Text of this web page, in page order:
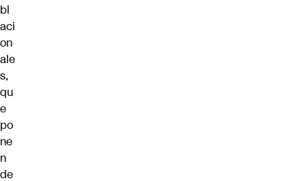
bl
aci
on
ale
s,
qu
e
po
ne
n
de